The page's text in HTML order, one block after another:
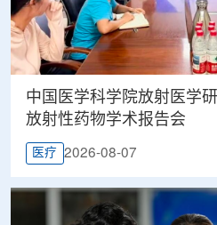
中国医学科学院放射医学
放射性药物学术报告会
医疗 2026-08-07